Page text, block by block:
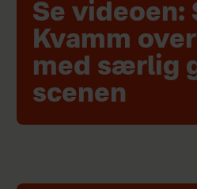
Se videoen:
Kvamm
med særlig
scenen